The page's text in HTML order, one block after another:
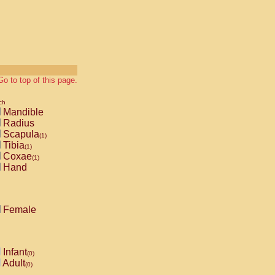
to top of this page.
Mandible
Radius
Scapula(1)
Tibia(1)
Coxae(1)
Hand
Female
Infant(0)
Adult(0)